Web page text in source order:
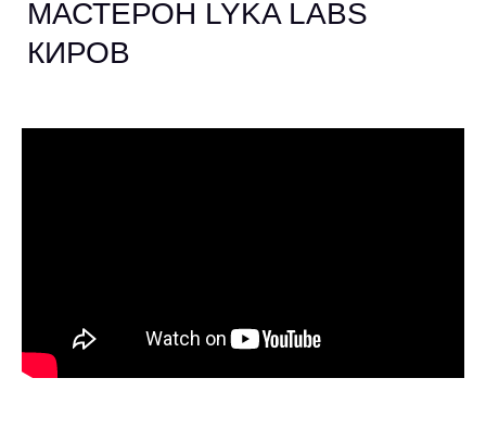
МАСТЕРОН LYKA LABS
КИРОВ